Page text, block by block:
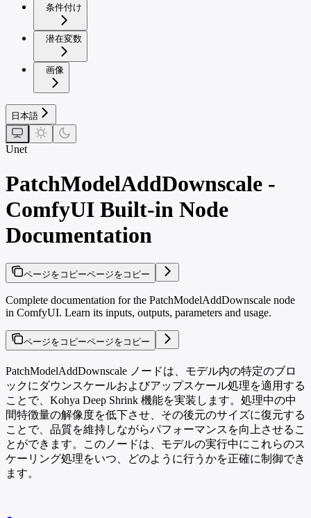
条件付け
潜在変数
画像
日本語
Unet
PatchModelAddDownscale -
ComfyUI Built-in Node
Documentation
ページをコピーページをコピー
Complete documentation for the PatchModelAddDownscale node
in ComfyUI. Learn its inputs, outputs, parameters and usage.
ページをコピーページをコピー
PatchModelAddDownscale ノードは、モデル内の特定のブロ
ックにダウンスケールおよびアップスケール処理を適用する
ことで、Kohya Deep Shrink 機能を実装します。処理中の中
間特徴量の解像度を低下させ、その後元のサイズに復元する
ことで、品質を維持しながらパフォーマンスを向上させるこ
とができます。このノードは、モデルの実行中にこれらのス
ケーリング処理をいつ、どのように行うかを正確に制御でき
ます。